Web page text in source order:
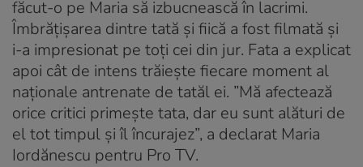
făcut-o pe Maria să izbucnească în lacrimi.
Îmbrățișarea dintre tată și fiică a fost filmată și
i-a impresionat pe toți cei din jur. Fata a explicat
apoi cât de intens trăiește fiecare moment al
naționale antrenate de tatăl ei. ”Mă afectează
orice critici primește tata, dar eu sunt alături de
el tot timpul și îl încurajez”, a declarat Maria
Iordănescu pentru Pro TV.